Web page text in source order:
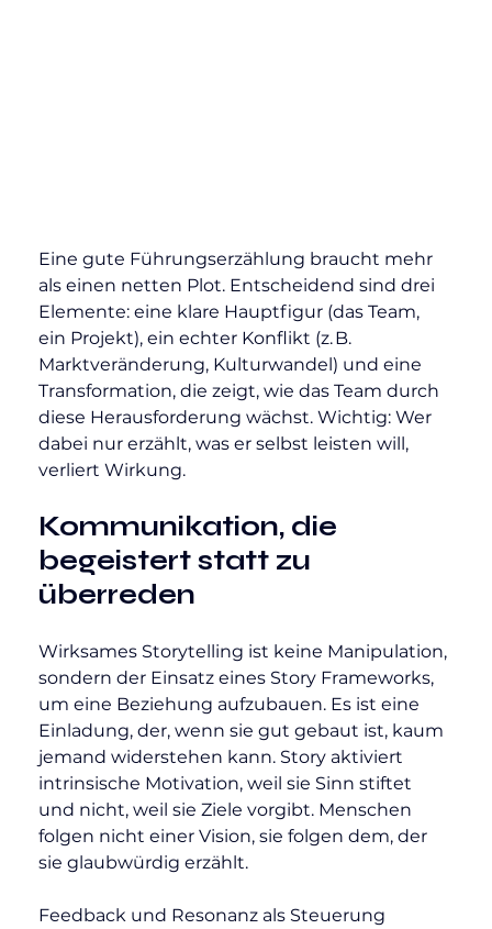
Eine gute Führungserzählung braucht mehr
als einen netten Plot. Entscheidend sind drei
Elemente: eine klare Hauptfigur (das Team,
ein Projekt), ein echter Konflikt (z. B.
Marktveränderung, Kulturwandel) und eine
Transformation, die zeigt, wie das Team durch
diese Herausforderung wächst. Wichtig: Wer
dabei nur erzählt, was er selbst leisten will,
verliert Wirkung.
Kommunikation, die
begeistert statt zu
überreden
Wirksames Storytelling ist keine Manipulation,
sondern der Einsatz eines Story Frameworks,
um eine Beziehung aufzubauen. Es ist eine
Einladung, der, wenn sie gut gebaut ist, kaum
jemand widerstehen kann. Story aktiviert
intrinsische Motivation, weil sie Sinn stiftet
und nicht, weil sie Ziele vorgibt. Menschen
folgen nicht einer Vision, sie folgen dem, der
sie glaubwürdig erzählt.
Feedback und Resonanz als Steuerung